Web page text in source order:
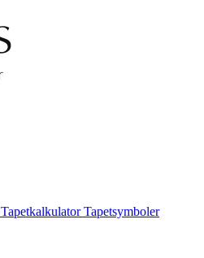
TapetkalkulatorTapetsymboler